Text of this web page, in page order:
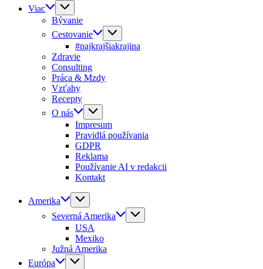
Viac
Bývanie
Cestovanie
#najkrajšiakrajina
Zdravie
Consulting
Práca & Mzdy
Vzťahy
Recepty
O nás
Impresum
Pravidlá používania
GDPR
Reklama
Používanie AI v redakcii
Kontakt
Amerika
Severná Amerika
USA
Mexiko
Južná Amerika
Európa